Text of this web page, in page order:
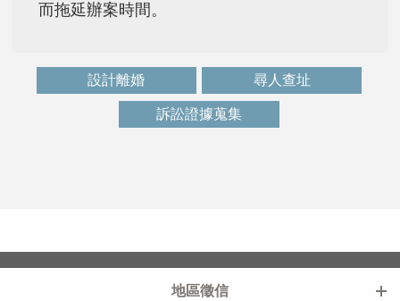
而拖延辦案時間。
設計離婚 尋人查址
訴訟證據蒐集
地區徵信